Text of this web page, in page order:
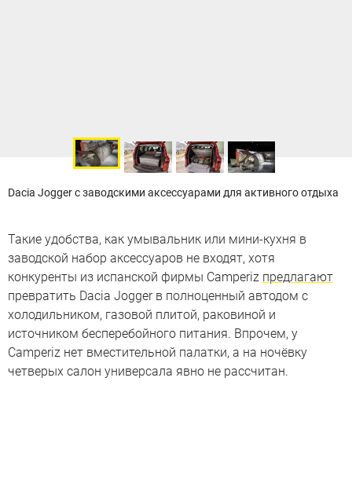
Dacia Jogger с заводскими аксессуарами для активного отдыха
Такие удобства, как умывальник или мини-кухня в
заводской набор аксессуаров не входят, хотя
конкуренты из испанской фирмы Camperiz предлагают
превратить Dacia Jogger в полноценный автодом с
холодильником, газовой плитой, раковиной и
источником бесперебойного питания. Впрочем, у
Camperiz нет вместительной палатки, а на ночёвку
четверых салон универсала явно не рассчитан.